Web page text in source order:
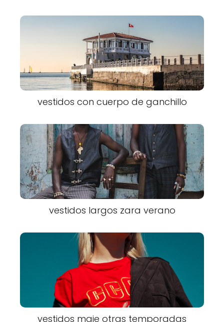
vestidos con cuerpo de ganchillo
vestidos largos zara verano
vestidos maje otras temporadas